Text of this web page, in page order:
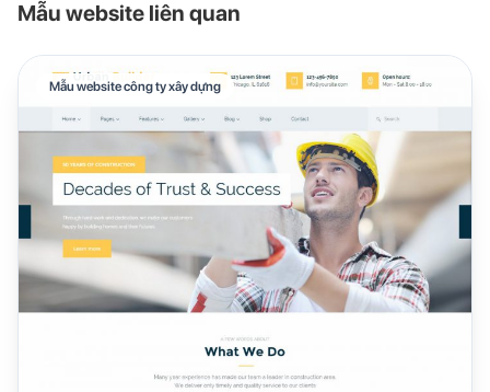
Mẫu website liên quan
Mẫu website công ty xây dựng